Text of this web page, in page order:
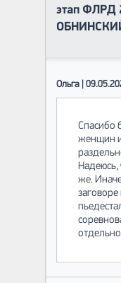
этап ФЛРД
Ольга |
Спасибо
женщин
Надеюсь,
же.